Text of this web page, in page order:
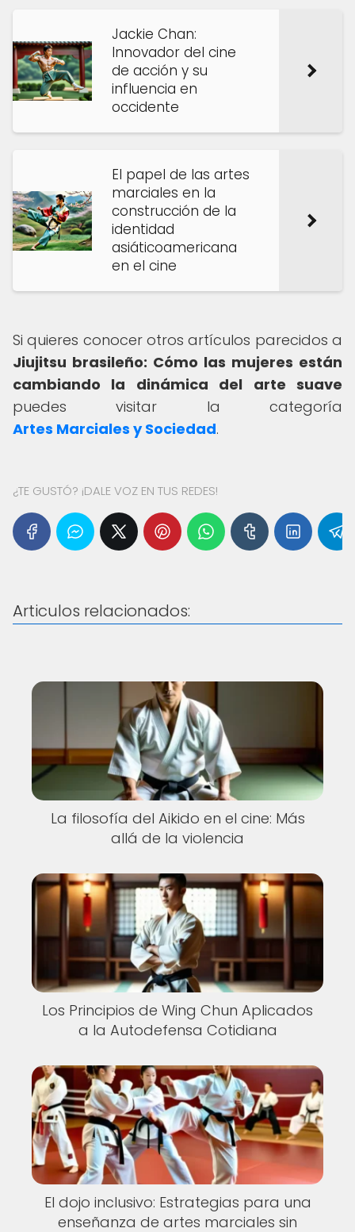
Jackie Chan:
Innovador del cine
de acción y su
influencia en
occidente
El papel de las artes
marciales en la
construcción de la
identidad
asiáticoamericana
en el cine
Si quieres conocer otros artículos parecidos a
Jiujitsu brasileño: Cómo las mujeres están
cambiando la dinámica del arte suave
puedes visitar la categoría
Artes Marciales y Sociedad.
¿TE GUSTÓ? ¡DALE VOZ EN TUS REDES!
Articulos relacionados:
La filosofía del Aikido en el cine: Más
allá de la violencia
Los Principios de Wing Chun Aplicados
a la Autodefensa Cotidiana
El dojo inclusivo: Estrategias para una
enseñanza de artes marciales sin